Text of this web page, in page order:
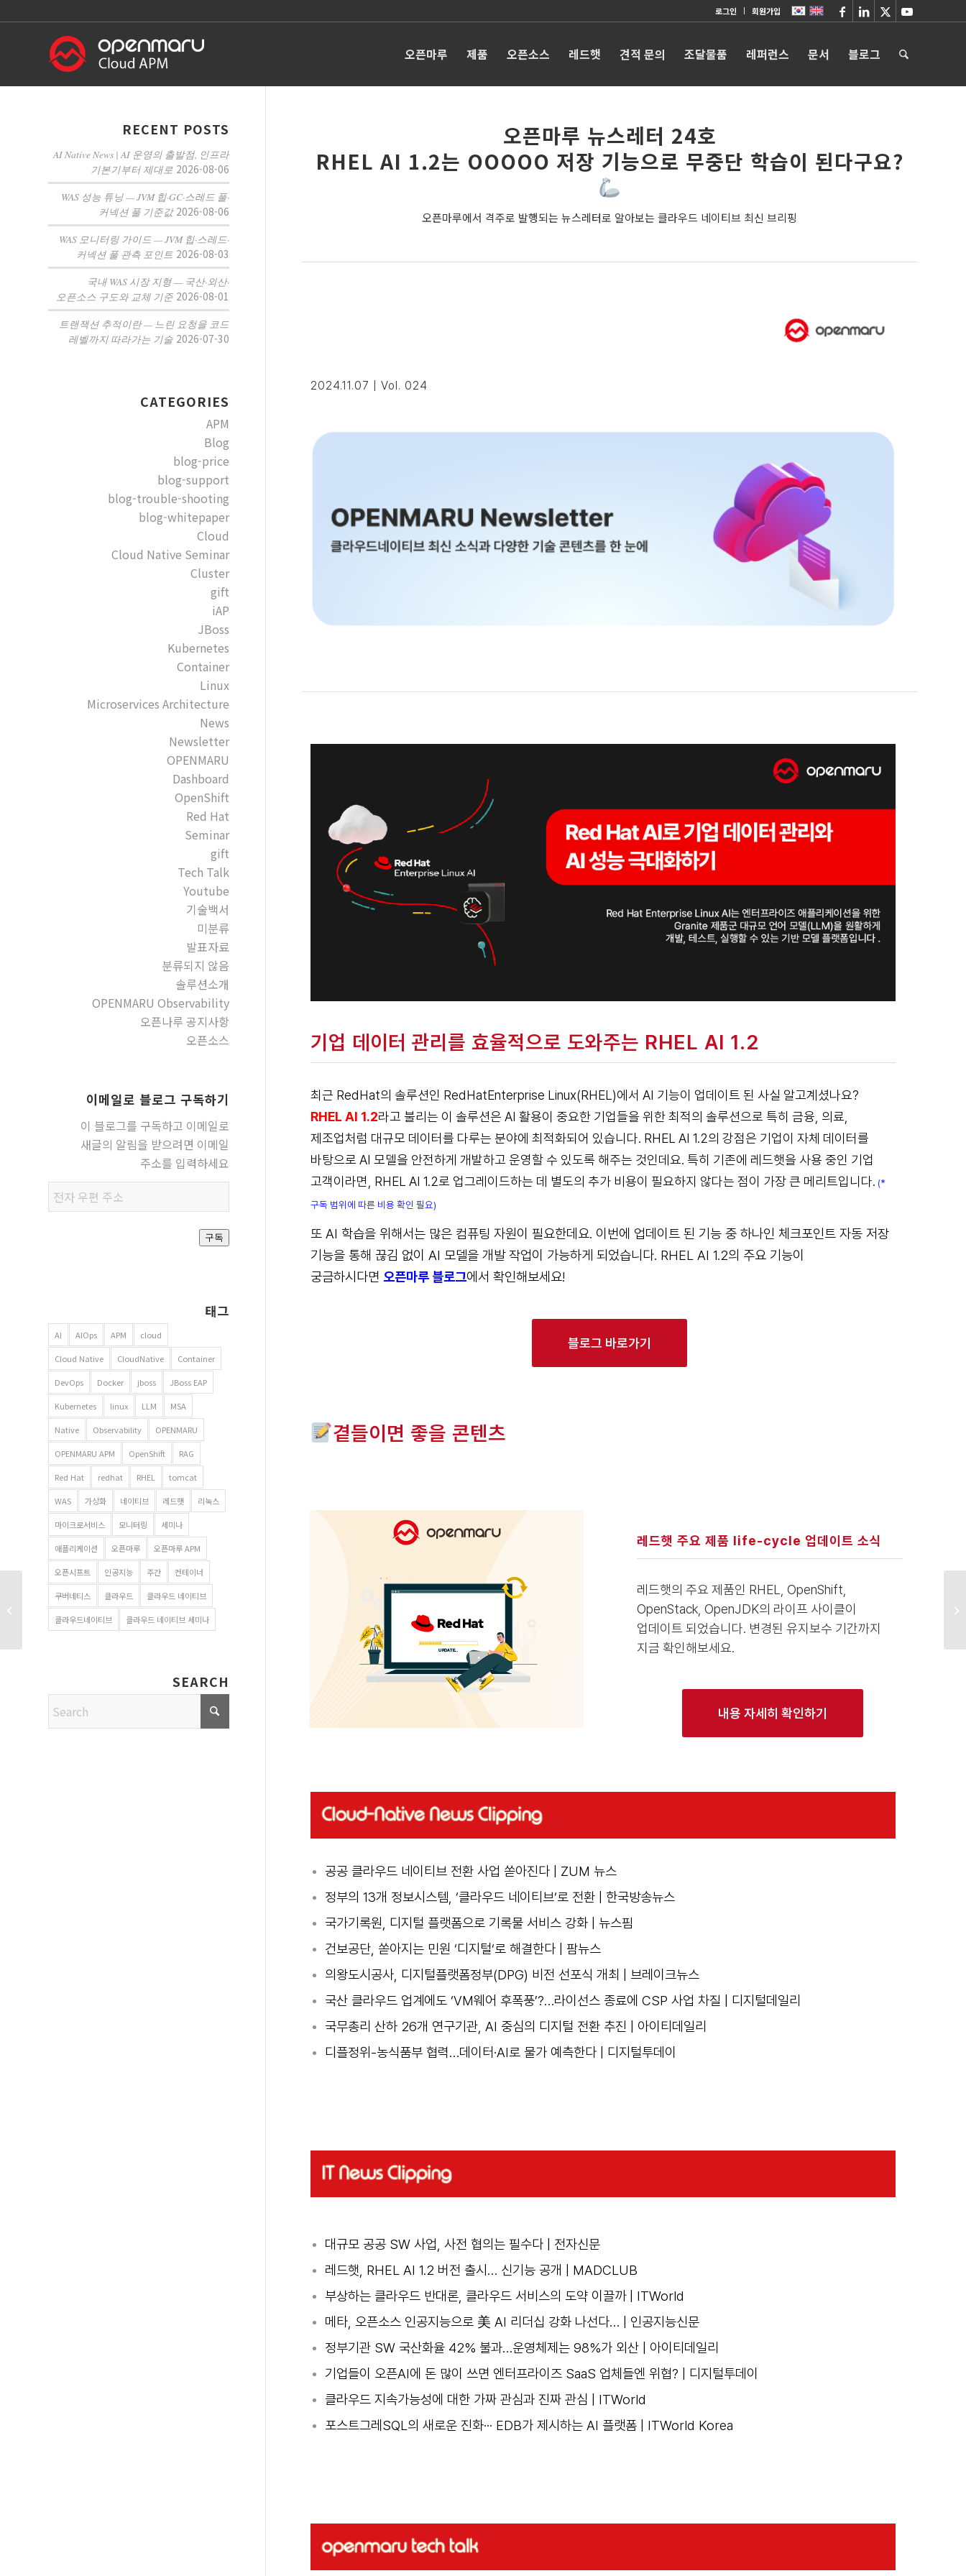
로그인 회원가입
오픈마루 제품 오픈소스 레드햇 견적 문의 조달물품 레퍼런스 문서 블로그
오픈마루 뉴스레터 24호
RHEL AI 1.2는 OOOOO 저장 기능으로 무중단 학습이 된다구요?
오픈마루에서 격주로 발행되는 뉴스레터로 알아보는 클라우드 네이티브 최신 브리핑
2024.11.07 | Vol. 024
기업 데이터 관리를 효율적으로 도와주는 RHEL AI 1.2
최근 RedHat의 솔루션인 RedHatEnterprise Linux(RHEL)에서 AI 기능이 업데이트 된 사실 알고계셨나요?
RHEL AI 1.2라고 불리는 이 솔루션은 AI 활용이 중요한 기업들을 위한 최적의 솔루션으로 특히 금융, 의료,
제조업처럼 대규모 데이터를 다루는 분야에 최적화되어 있습니다. RHEL AI 1.2의 강점은 기업이 자체 데이터를
바탕으로 AI 모델을 안전하게 개발하고 운영할 수 있도록 해주는 것인데요. 특히 기존에 레드햇을 사용 중인 기업
고객이라면, RHEL AI 1.2로 업그레이드하는 데 별도의 추가 비용이 필요하지 않다는 점이 가장 큰 메리트입니다. (*
구독 범위에 따른 비용 확인 필요)
또 AI 학습을 위해서는 많은 컴퓨팅 자원이 필요한데요. 이번에 업데이트 된 기능 중 하나인 체크포인트 자동 저장
기능을 통해 끊김 없이 AI 모델을 개발 작업이 가능하게 되었습니다. RHEL AI 1.2의 주요 기능이
궁금하시다면 오픈마루 블로그에서 확인해보세요!
블로그 바로가기
곁들이면 좋을 콘텐츠
레드햇 주요 제품 life-cycle 업데이트 소식
레드햇의 주요 제품인 RHEL, OpenShift,
OpenStack, OpenJDK의 라이프 사이클이
업데이트 되었습니다. 변경된 유지보수 기간까지
지금 확인해보세요.
내용 자세히 확인하기
공공 클라우드 네이티브 전환 사업 쏟아진다 | ZUM 뉴스
정부의 13개 정보시스템, ‘클라우드 네이티브‘로 전환 | 한국방송뉴스
국가기록원, 디지털 플랫폼으로 기록물 서비스 강화 | 뉴스핌
건보공단, 쏟아지는 민원 ‘디지털‘로 해결한다 | 팜뉴스
의왕도시공사, 디지털플랫폼정부(DPG) 비전 선포식 개최 | 브레이크뉴스
국산 클라우드 업계에도 ‘VM웨어 후폭풍’?…라이선스 종료에 CSP 사업 차질 | 디지털데일리
국무총리 산하 26개 연구기관, AI 중심의 디지털 전환 추진 | 아이티데일리
디플정위-농식품부 협력…데이터·AI로 물가 예측한다 | 디지털투데이
대규모 공공 SW 사업, 사전 협의는 필수다| 전자신문
레드햇, RHEL AI 1.2 버전 출시… 신기능 공개 | MADCLUB
부상하는 클라우드 반대론, 클라우드 서비스의 도약 이끌까 | ITWorld
메타, 오픈소스 인공지능으로 美 AI 리더십 강화 나선다… | 인공지능신문
정부기관 SW 국산화율 42% 불과…운영체제는 98%가 외산 | 아이티데일리
기업들이 오픈AI에 돈 많이 쓰면 엔터프라이즈 SaaS 업체들엔 위협? | 디지털투데이
클라우드 지속가능성에 대한 가짜 관심과 진짜 관심 | ITWorld
포스트그레SQL의 새로운 진화··· EDB가 제시하는 AI 플랫폼 | ITWorld Korea
RECENT POSTS
AI Native News | AI 운영의 출발점, 인프라
기본기부터 제대로 2026-08-06
WAS 성능 튜닝 — JVM 힙·GC·스레드 풀·
커넥션 풀 기준값 2026-08-06
WAS 모니터링 가이드 — JVM 힙·스레드·
커넥션 풀 관측 포인트 2026-08-03
국내 WAS 시장 지형 — 국산·외산·
오픈소스 구도와 교체 기준 2026-08-01
트랜잭션 추적이란 — 느린 요청을 코드
레벨까지 따라가는 기술 2026-07-30
CATEGORIES
APM
Blog
blog-price
blog-support
blog-trouble-shooting
blog-whitepaper
Cloud
Cloud Native Seminar
Cluster
gift
iAP
JBoss
Kubernetes
Container
Linux
Microservices Architecture
News
Newsletter
OPENMARU
Dashboard
OpenShift
Red Hat
Seminar
gift
Tech Talk
Youtube
기술백서
미분류
발표자료
분류되지 않음
솔루션소개
OPENMARU Observability
오픈나루 공지사항
오픈소스
이메일로 블로그 구독하기
이 블로그를 구독하고 이메일로
새글의 알림을 받으려면 이메일
주소를 입력하세요
우편
주소
구독
태그
AI AIOps APM cloud
Cloud Native CloudNative Container
DevOps Docker jboss JBoss EAP
Kubernetes linux LLM MSA
Native Observability OPENMARU
OPENMARU APM OpenShift RAG
Red Hat redhat RHEL tomcat
WAS 가상화 네이티브 레드햇 리눅스
마이크로서비스 모니터링 세미나
애플리케이션 오픈마루 오픈마루 APM
오픈시프트 인공지능 주간 컨테이너
쿠버네티스 클라우드 클라우드 네이티브
클라우드네이티브 클라우드 네이티브 세미나
SEARCH
대한민국 소프트웨어대전
2024에 오픈마루가
참가합니다!